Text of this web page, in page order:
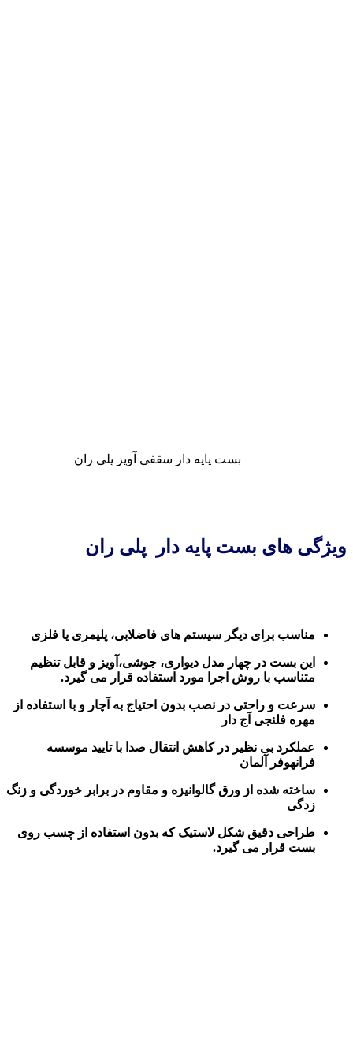
بست پایه دار سقفی آویز پلی ران
ویژگی های بست پایه دار پلی ران
مناسب برای دیگر سیستم های فاضلابی، پلیمری یا فلزی
این بست در چهار مدل دیواری، جوشی،آویز و قابل تنظیم
متناسب با روش اجرا مورد استفاده قرار می گیرد.
سرعت و راحتی در نصب بدون احتیاج به آچار و با استفاده از
مهره فلنجی آج دار
عملکرد بی نظیر در کاهش انتقال صدا با تایید موسسه
فرانهوفر آلمان
ساخته شده از ورق گالوانیزه و مقاوم در برابر خوردگی و زنگ
زدگی
طراحی دقیق شکل لاستیک که بدون استفاده از چسب روی
بست قرار می گیرد.